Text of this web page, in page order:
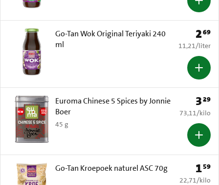
Go-Tan Wok Original Teriyaki 240
ml
Prijs:
269
€ 11,21 per
11,21/liter
Euroma Chinese 5 Spices by Jonnie
Boer
45 g
Prijs:
329
€ 73,11 per
73,11/kilo
Go-Tan Kroepoek naturel ASC 70g Prijs:
159
€ 22,71 per
22,71/kilo